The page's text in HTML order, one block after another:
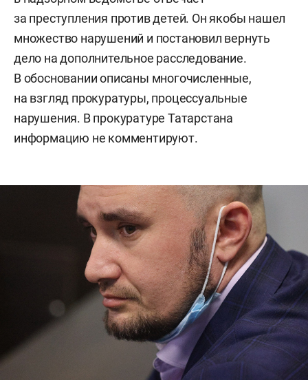
за преступления против детей. Он якобы нашел
множество нарушений и постановил вернуть
дело на дополнительное расследование.
В обосновании описаны многочисленные,
на взгляд прокуратуры, процессуальные
нарушения. В прокуратуре Татарстана
информацию не комментируют.